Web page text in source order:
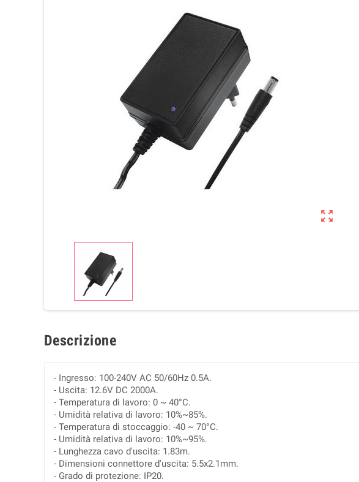
zoom_out_map
Descrizione
- Ingresso: 100-240V AC 50/60Hz 0.5A.
- Uscita: 12.6V DC 2000A.
- Temperatura di lavoro: 0 ~ 40°C.
- Umidità relativa di lavoro: 10%~85%.
- Temperatura di stoccaggio: -40 ~ 70°C.
- Umidità relativa di lavoro: 10%~95%.
- Lunghezza cavo d'uscita: 1.83m.
- Dimensioni connettore d'uscita: 5.5x2.1mm.
- Grado di protezione: IP20.